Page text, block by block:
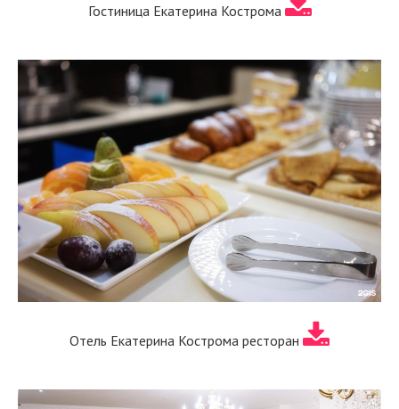
Гостиница Екатерина Кострома
Отель Екатерина Кострома ресторан